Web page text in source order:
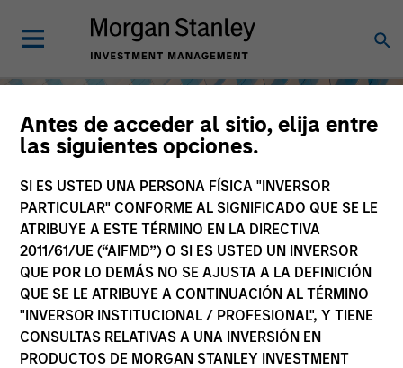
Antes de acceder al sitio, elija entre
las siguientes opciones.
SI ES USTED UNA PERSONA FÍSICA "INVERSOR
PARTICULAR" CONFORME AL SIGNIFICADO QUE SE LE
ATRIBUYE A ESTE TÉRMINO EN LA DIRECTIVA
2011/61/UE (“AIFMD”) O SI ES USTED UN INVERSOR
QUE POR LO DEMÁS NO SE AJUSTA A LA DEFINICIÓN
QUE SE LE ATRIBUYE A CONTINUACIÓN AL TÉRMINO
"INVERSOR INSTITUCIONAL / PROFESIONAL", Y TIENE
CONSULTAS RELATIVAS A UNA INVERSIÓN EN
PRODUCTOS DE MORGAN STANLEY INVESTMENT
Renta variable